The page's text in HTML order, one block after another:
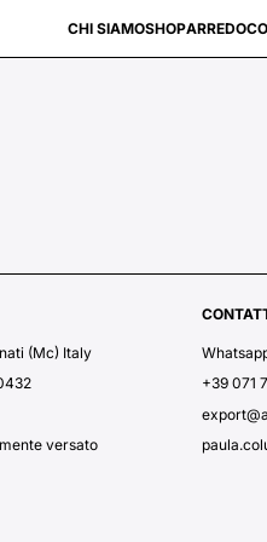
CHI SIAMOSHOPARREDO
(Mc) Italy
versato
+39 071